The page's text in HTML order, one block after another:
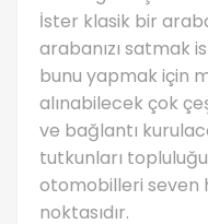
İster klasik bir
arabanızı satmak
bunu yapmak için
alınabilecek çok
ve bağlantı
tutkunları
otomobilleri seven
noktasıdır.